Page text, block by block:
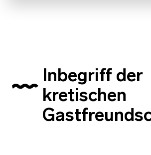
Inbegriff der
kretischen